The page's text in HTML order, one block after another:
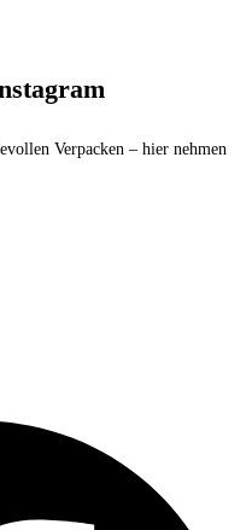
Verpacken – hier nehmen